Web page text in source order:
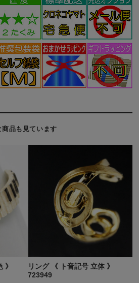
品も見ています
》
リング 《 ト音記号 立体 》
723949